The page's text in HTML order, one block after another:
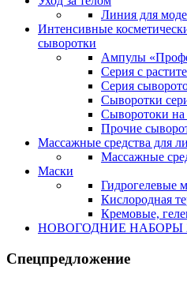
Линия для
Интенсивные
сыворотки
Ампулы
Серия с
Серия
Сыворотки
Сыворотоки на
Прочие
Массажные средства для
Массажные
Маски
Гидрогелевые
Кислородная
Кремовые,
НОВОГОДНИЕ НАБОРЫ
Спецпредложение